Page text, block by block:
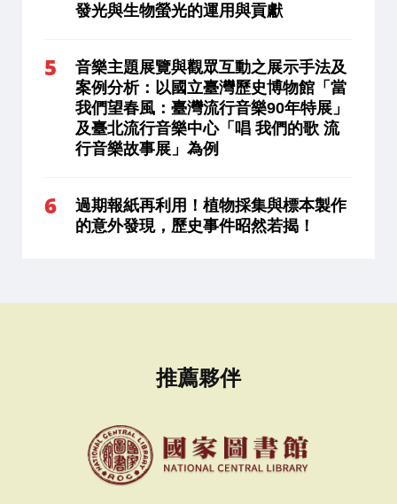
發光與生物螢光的運用與貢獻
音樂主題展覽與觀眾互動之展示手法及
案例分析：以國立臺灣歷史博物館「當
我們望春風：臺灣流行音樂90年特展」
及臺北流行音樂中心「唱 我們的歌 流
行音樂故事展」為例
過期報紙再利用！植物採集與標本製作
的意外發現，歷史事件昭然若揭！
推薦夥伴